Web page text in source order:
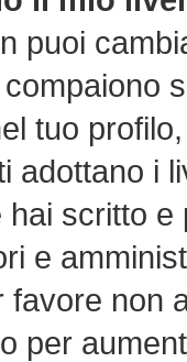
puoi
tuo
adottano i
hai scritto
e
favore non
per